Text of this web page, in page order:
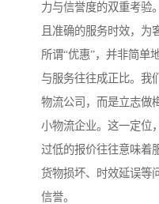
力与信誉度的双重考验
且准确的服务时效，为
所谓“优惠”，并非简单
与服务往往成正比。我
物流公司，而是立志做
小物流企业。这一定位
过低的报价往往意味着
货物损坏、时效延误等
信誉。